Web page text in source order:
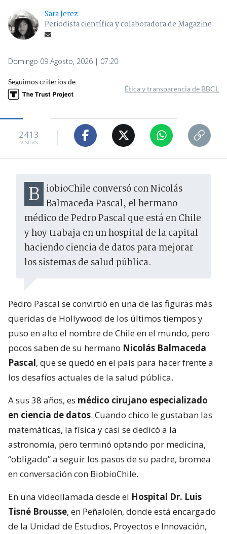
Sara Jerez
Periodista científica y colaboradora de Magazine
Domingo 09 Agosto, 2026 | 07:20
Seguimos criterios de
Ética y transparencia de BBCL
2413
visitas
BiobioChile conversó con Nicolás Balmaceda Pascal, el hermano
médico de Pedro Pascal que está en Chile
y hoy trabaja en un hospital de la capital
haciendo ciencia de datos para mejorar
los sistemas de salud pública.
Pedro Pascal se convirtió en una de las figuras más
queridas de Hollywood de los últimos tiempos y
puso en alto el nombre de Chile en el mundo, pero
pocos saben de su hermano Nicolás Balmaceda
Pascal, que se quedó en el país para hacer frente a
los desafíos actuales de la salud pública.
A sus 38 años, es médico cirujano especializado
en ciencia de datos. Cuando chico le gustaban las
matemáticas, la física y casi se dedicó a la
astronomía, pero terminó optando por medicina,
“obligado” a seguir los pasos de su padre, bromea
en conversación con BiobioChile.
En una videollamada desde el Hospital Dr. Luis
Tisné Brousse, en Peñalolén, donde está encargado
de la Unidad de Estudios, Proyectos e Innovación,